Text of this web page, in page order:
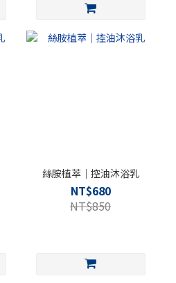
絲胺植萃｜控油沐浴乳
NT$680
NT$850